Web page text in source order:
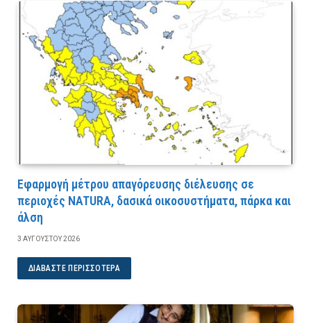
Εφαρμογή μέτρου απαγόρευσης διέλευσης σε
περιοχές NATURA, δασικά οικοσυστήματα, πάρκα και
άλση
3 ΑΥΓΟΎΣΤΟΥ 2026
ΔΙΑΒΆΣΤΕ ΠΕΡΙΣΣΌΤΕΡΑ